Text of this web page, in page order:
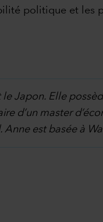
politique et les
Japon. Elle
d’un master
Anne est basée à